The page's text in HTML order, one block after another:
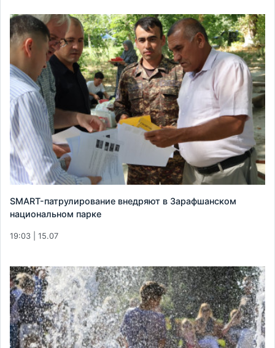
SMART-патрулирование внедряют в Зарафшанском
национальном парке
19:03 | 15.07